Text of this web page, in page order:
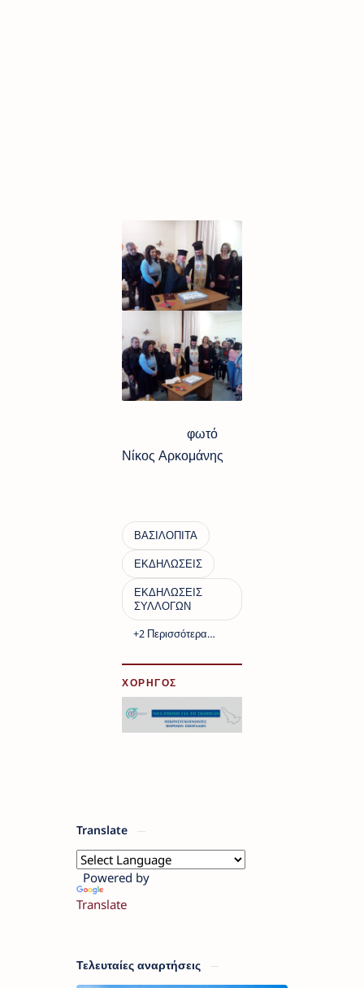
φωτό
Νίκος Αρκομάνης
ΧΟΡΗΓΟΣ
Translate
Powered by
Translate
Τελευταίες αναρτήσεις